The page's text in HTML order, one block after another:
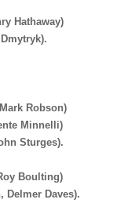
Hathaway)
Robson)
Minnelli)
Sturges).
Boulting)
Delmer Daves).